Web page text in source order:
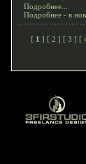
Подробнее...
Подробнее - в
[ 1 ] [ 2 ] [ 3 ] [